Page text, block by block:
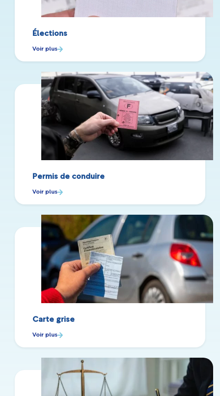
Élections
Voir plus
Permis de conduire
Voir plus
Carte grise
Voir plus